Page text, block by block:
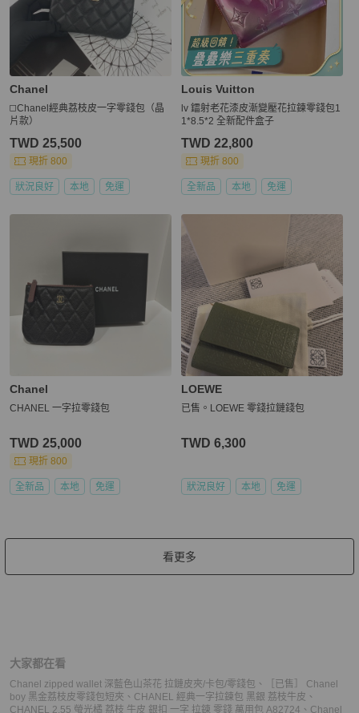
Chanel
◻️Chanel經典荔枝皮一字零錢包（晶
片款）
TWD 25,500
現折 800
狀況良好 本地 免運
Louis Vuitton
lv 鐳射老花漆皮漸變壓花拉鍊零錢包1
1*8.5*2 全新配件盒子
TWD 22,800
現折 800
全新品 本地 免運
Chanel
CHANEL 一字拉零錢包
TWD 25,000
現折 800
全新品 本地 免運
LOEWE
已售。LOEWE 零錢拉鏈錢包
TWD 6,300
狀況良好 本地 免運
看更多
大家都在看
Chanel zipped wallet 深藍色山茶花 拉鏈皮夾/卡包/零錢包 、
［已售］ Chanel
boy 黑金荔枝皮零錢包短夾 、 CHANEL 經典一字拉鍊包 黑銀 荔枝牛皮 、
CHANEL 2.55 螢光橘 荔枝 牛皮 銀扣 一字 拉鍊 零錢 萬用包 A82724 、 Chanel